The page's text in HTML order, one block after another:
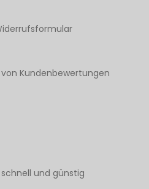
Kundenbewertungen
und günstig